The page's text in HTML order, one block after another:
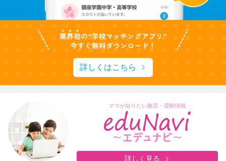
詳しくはこちら
ママが知りたい教育・受験情報
詳しく見る